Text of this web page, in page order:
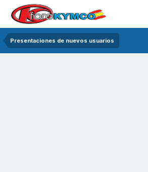
Presentaciones de nuevos usuarios